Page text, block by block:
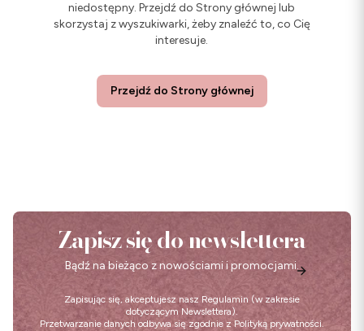
niedostępny. Przejdź do Strony głównej lub
skorzystaj z wyszukiwarki, żeby znaleźć to, co Cię
interesuje.
Przejdź do Strony głównej
Zapisz się do newslettera
Bądź na bieżąco z nowościami i promocjami.
Zapisując się, akceptujesz nasz Regulamin (w zakresie
dotyczącym Newslettera).
Przetwarzanie danych odbywa się zgodnie z Polityką prywatności.